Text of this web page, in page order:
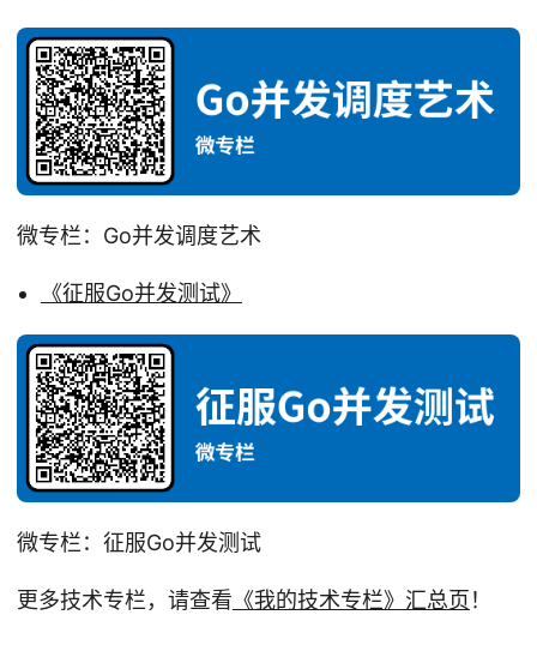
微专栏：Go并发调度艺术
《征服Go并发测试》
微专栏：征服Go并发测试
更多技术专栏，请查看 《我的技术专栏》汇总页！